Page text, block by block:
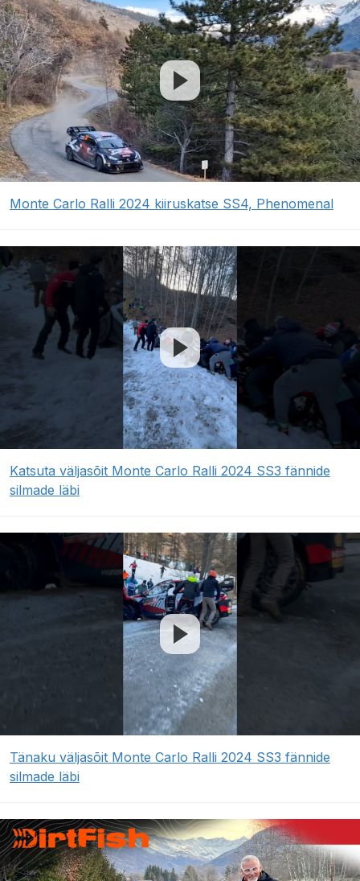
Monte Carlo Ralli 2024 kiiruskatse SS4, Phenomenal
Katsuta väljasõit Monte Carlo Ralli 2024 SS3 fännide
silmade läbi
Tänaku väljasõit Monte Carlo Ralli 2024 SS3 fännide
silmade läbi